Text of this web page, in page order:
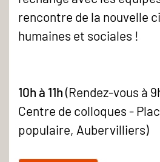
rencontre de la nouvelle
humaines et sociales !
10h à 11h (Rendez-vous à
Centre de colloques -
populaire, Aubervilliers)